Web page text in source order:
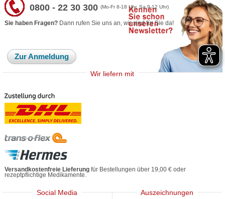
0800 - 22 30 300(Mo-Fr 8-18 Uhr, Sa 9-12 Uhr)
Sie haben Fragen? Dann rufen Sie uns an, wir sind für Sie da!
Zur Anmeldung
Wir liefern mit
Versandkostenfreie Lieferung für Bestellungen über 19,00 € oder
rezeptpflichtige Medikamente.
Social Media Auszeichnungen